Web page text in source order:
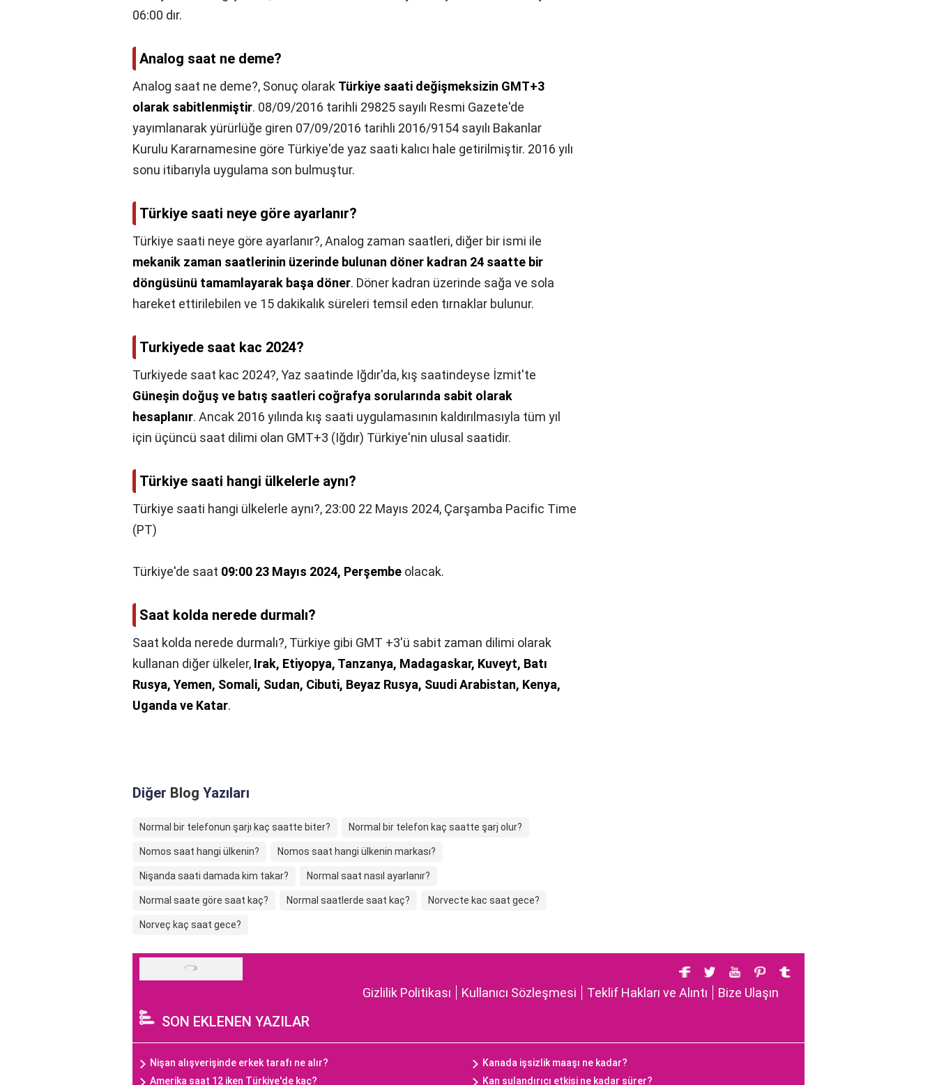
06:00 dır.
Analog saat ne deme?
Analog saat ne deme?, Sonuç olarak Türkiye saati değişmeksizin GMT+3
olarak sabitlenmiştir. 08/09/2016 tarihli 29825 sayılı Resmi Gazete'de
yayımlanarak yürürlüğe giren 07/09/2016 tarihli 2016/9154 sayılı Bakanlar
Kurulu Kararnamesine göre Türkiye'de yaz saati kalıcı hale getirilmiştir. 2016 yılı
sonu itibarıyla uygulama son bulmuştur.
Türkiye saati neye göre ayarlanır?
Türkiye saati neye göre ayarlanır?,Analog zaman saatleri, diğer bir ismi ile
mekanik zaman saatlerinin üzerinde bulunan döner kadran 24 saatte bir
döngüsünü tamamlayarak başa döner. Döner kadran üzerinde sağa ve sola
hareket ettirilebilen ve 15 dakikalık süreleri temsil eden tırnaklar bulunur.
Turkiyede saat kac 2024?
Turkiyede saat kac 2024?,Yaz saatinde Iğdır'da, kış saatindeyse İzmit'te
Güneşin doğuş ve batış saatleri coğrafya sorularında sabit olarak
hesaplanır. Ancak 2016 yılında kış saati uygulamasının kaldırılmasıyla tüm yıl
için üçüncü saat dilimi olan GMT+3 (Iğdır) Türkiye'nin ulusal saatidir.
Türkiye saati hangi ülkelerle aynı?
Türkiye saati hangi ülkelerle aynı?, 23:00 22 Mayıs 2024, Çarşamba Pacific Time
(PT)
Türkiye'de saat 09:00 23 Mayıs 2024, Perşembe olacak.
Saat kolda nerede durmalı?
Saat kolda nerede durmalı?, Türkiye gibi GMT +3'ü sabit zaman dilimi olarak
kullanan diğer ülkeler, Irak, Etiyopya, Tanzanya, Madagaskar, Kuveyt, Batı
Rusya, Yemen, Somali, Sudan, Cibuti, Beyaz Rusya, Suudi Arabistan, Kenya,
Uganda ve Katar.
Diğer Blog Yazıları
Normal bir telefonun şarjı kaç saatte biter? Normal bir telefon kaç saatte şarj olur?
Nomos saat hangi ülkenin? Nomos saat hangi ülkenin markası?
Nişanda saati damada kim takar? Normal saat nasıl ayarlanır?
Normal saate göre saat kaç? Normal saatlerde saat kaç? Norvecte kac saat gece?
Norveç kaç saat gece?
Gizlilik Politikası Kullanıcı Sözleşmesi Teklif Hakları ve Alıntı Bize Ulaşın
SON EKLENEN YAZILAR
Nişan alışverişinde erkek tarafı ne alır?
Kanada işsizlik maaşı ne kadar?
Amerika saat 12 iken Türkiye'de kaç?
Kan sulandırıcı etkisi ne kadar sürer?